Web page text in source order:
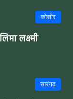
कोसीर
लक्ष्मी
सारंगढ़